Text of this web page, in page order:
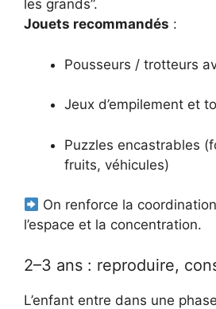
les grands”.
Jouets recommandés :
Pousseurs / trotteurs
Jeux d’empilement et
Puzzles encastrables
fruits, véhicules)
On renforce la
l’espace et la concentration.
2–3 ans : reproduire,
L’enfant entre dans une